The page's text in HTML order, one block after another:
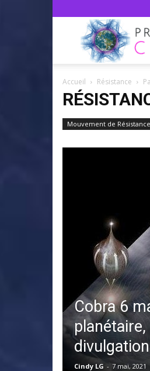
Accueil Résistance
Mouvement de Résistance
Cobra 6
divulgation
Cindy LG - 7 mai, 2021